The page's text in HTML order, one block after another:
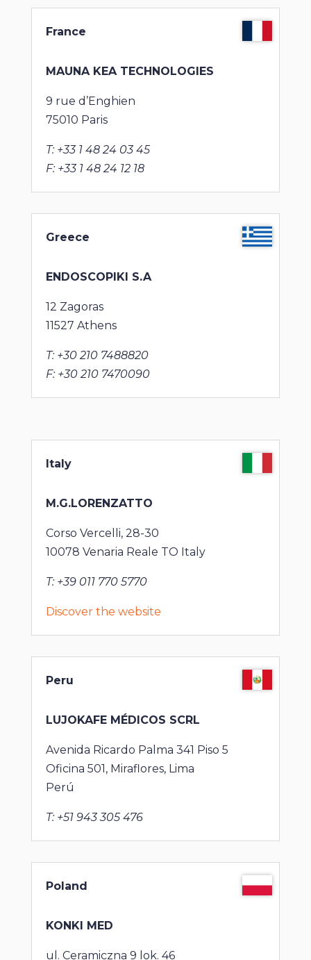
France
MAUNA KEA TECHNOLOGIES
9 rue d’Enghien
75010 Paris
T: +33 1 48 24 03 45
F: +33 1 48 24 12 18
Greece
ENDOSCOPIKI S.A
12 Zagoras
11527 Athens
T: +30 210 7488820
F: +30 210 7470090
Italy
M.G.LORENZATTO
Corso Vercelli, 28-30
10078 Venaria Reale TO Italy
T: +39 011 770 5770
Discover the website
Peru
LUJOKAFE MÉDICOS SCRL
Avenida Ricardo Palma 341 Piso 5
Oficina 501, Miraflores, Lima
Perú
T: +51 943 305 476
Poland
KONKI MED
ul. Ceramiczna 9 lok. 46